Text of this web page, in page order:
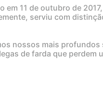
11 de outubro de
serviu com
nossos mais
de farda que perdem